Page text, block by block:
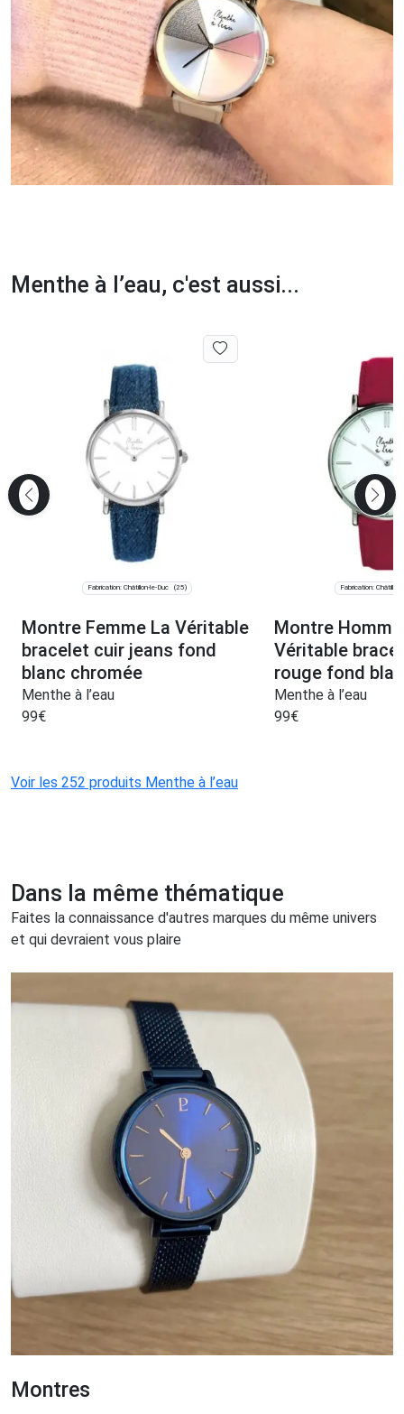
Menthe à l’eau, c'est aussi...
Fabrication: Châtillon-le-Duc (25)
Montre Femme La Véritable
bracelet cuir jeans fond
blanc chromée
Menthe à l’eau
99€
Fabrication: Châtillon-
Montre
Véritable
rouge fond
Menthe à l’eau
99€
Voir les 252 produits Menthe à l’eau
Dans la même thématique
Faites la connaissance d'autres marques du même univers
et qui devraient vous plaire
Montres